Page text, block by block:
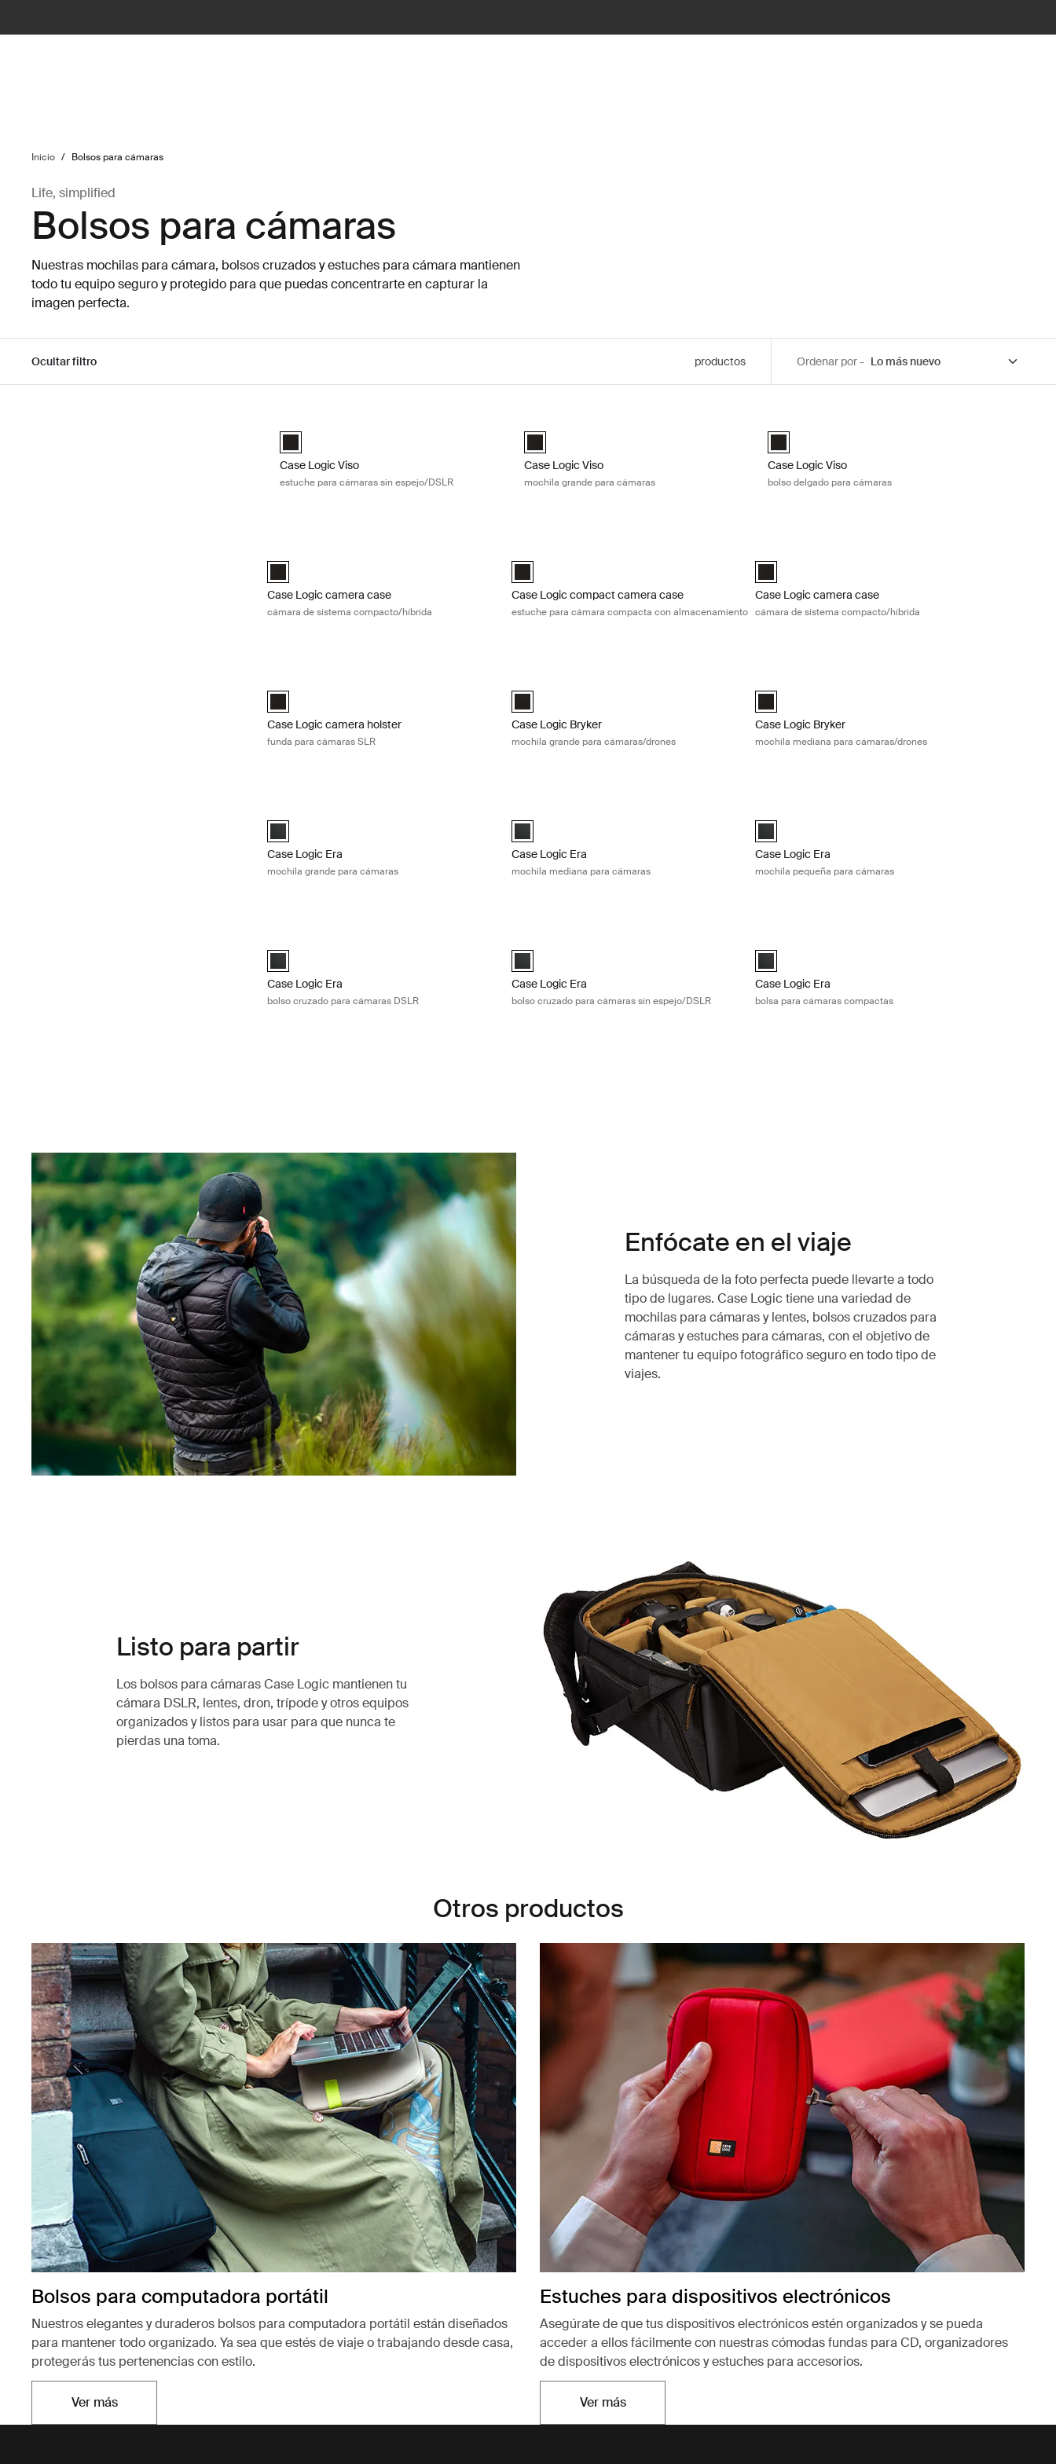
Inicio / Bolsos para cámaras
Life, simplified
Bolsos para cámaras
Nuestras mochilas para cámara, bolsos cruzados y estuches para cámara mantienen
todo tu equipo seguro y protegido para que puedas concentrarte en capturar la
imagen perfecta.
Ocultar filtro productos Ordenar por -
DSLR Case Logic Viso o estuche para cámaras sin espejo Negro (selected)
Case Logic Viso
estuche para cámaras sin espejo/DSLR
Case Logic Viso Large Camera Backpack Negro (selected)
Case Logic Viso
mochila grande para cámaras
Case Logic Viso Slim Camera Backpack Negro (selected)
Case Logic Viso
bolso delgado para cámaras
Case Logic Compact System/Hybrid Camera Case Negro (selected)
Case Logic camera case
cámara de sistema compacto/híbrida
Case Logic Compact Camera Case with Storage Negro (selected)
Case Logic compact camera case
estuche para cámara compacta con almacenamiento
Case Logic Compact System/Hybrid Camera Case Negro
Case Logic camera case
cámara de sistema compacto/híbrida
Case Logic SLR camera holster Negro (selected)
Case Logic camera holster
funda para cámaras SLR
Case Logic Bryker Large Camera Backpack Negro (selected)
Case Logic Bryker
mochila grande para cámaras/drones
Case Logic Bryker Camera/Drone Medium Backpack
Case Logic Bryker
mochila mediana para cámaras/drones
Case Logic Era Large Camera Backpack Negro obsidiana (selected)
Case Logic Era
mochila grande para cámaras
Case Logic Era Medium Camera Backpack Negro obsidiana (selected)
Case Logic Era
mochila mediana para cámaras
Case Logic Era Small Camera Backpack Negro obsidiana
Case Logic Era
mochila pequeña para cámaras
Case Logic Era DSLR Shoulder Bag Negro obsidiana (selected)
Case Logic Era
bolso cruzado para cámaras DSLR
Case Logic Era DSLR/Mirrorless Camera Bag Negro obsidiana (selected)
Case Logic Era
bolso cruzado para cámaras sin espejo/DSLR
Case Logic Era Camera Pouch Negro obsidiana (selected)
Case Logic Era
bolsa para cámaras compactas
Enfócate en el viaje
La búsqueda de la foto perfecta puede llevarte a todo
tipo de lugares. Case Logic tiene una variedad de
mochilas para cámaras y lentes, bolsos cruzados para
cámaras y estuches para cámaras, con el objetivo de
mantener tu equipo fotográfico seguro en todo tipo de
viajes.
Listo para partir
Los bolsos para cámaras Case Logic mantienen tu
cámara DSLR, lentes, dron, trípode y otros equipos
organizados y listos para usar para que nunca te
pierdas una toma.
Otros productos
Bolsos para computadora portátil
Nuestros elegantes y duraderos bolsos para computadora portátil están diseñados
para mantener todo organizado. Ya sea que estés de viaje o trabajando desde casa,
protegerás tus pertenencias con estilo.
Ver másSe abre en una nueva pestaña
Estuches para dispositivos electrónicos
Asegúrate de que tus dispositivos electrónicos estén organizados y se pueda
acceder a ellos fácilmente con nuestras cómodas fundas para CD, organizadores
de dispositivos electrónicos y estuches para accesorios.
Ver másSe abre en una nueva pestaña